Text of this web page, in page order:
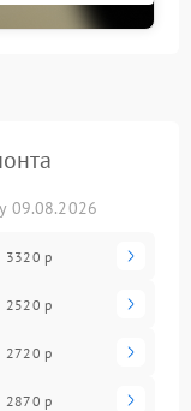
09.08.2026
3320 р
2520 р
2720 р
2870 р